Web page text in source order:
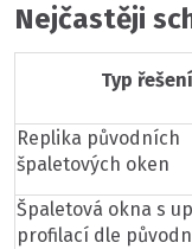
Nejčastěji
Typ řešení
Replika původních
špaletových oken
Špaletová okna s
profilací dle